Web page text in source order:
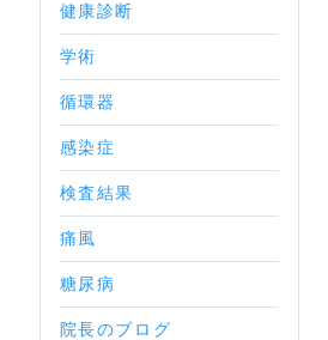
健康診断
学術
循環器
感染症
検査結果
痛風
糖尿病
院長のブログ